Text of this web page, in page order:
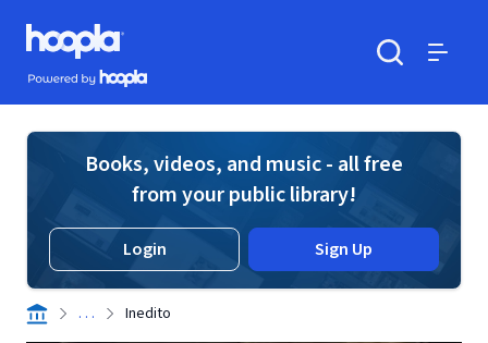
Skip to main content
Hoopla logo
Powered by Hoopla
Books, videos, and music - all free
from your public library!
Login Sign Up
. . . Inedito